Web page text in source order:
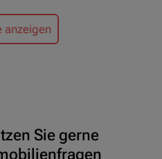
anzeigen
Sie gerne